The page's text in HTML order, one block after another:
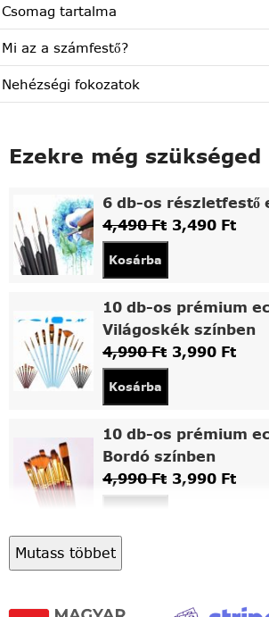
Csomag tartalma
Mi az a számfestő?
Nehézségi fokozatok
Ezekre még
6 db-os részletfestő
4,490Ft 3,490 Ft
Kosárba
10 db-os prémium
Világoskék színben
4,990Ft 3,990 Ft
Kosárba
10 db-os prémium
Bordó színben
4,990Ft 3,990 Ft
Asztali fa festőállvány
Mutass többet